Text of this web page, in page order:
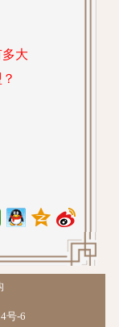
大
号-6